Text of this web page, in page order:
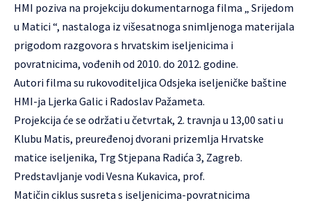
HMI poziva na projekciju dokumentarnoga filma „ Srijedom
u Matici “, nastaloga iz višesatnoga snimljenoga materijala
prigodom razgovora s hrvatskim iseljenicima i
povratnicima, vođenih od 2010. do 2012. godine.
Autori filma su rukovoditeljica Odsjeka iseljeničke baštine
HMI-ja Ljerka Galic i Radoslav Pažameta.
Projekcija će se održati u četvrtak, 2. travnja u 13,00 sati u
Klubu Matis, preuređenoj dvorani prizemlja Hrvatske
matice iseljenika, Trg Stjepana Radića 3, Zagreb.
Predstavljanje vodi Vesna Kukavica, prof.
Matičin ciklus susreta s iseljenicima-povratnicima